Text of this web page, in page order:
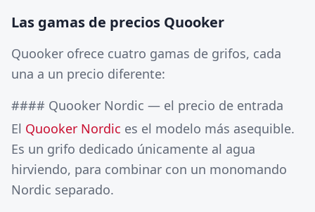
Las gamas de precios Quooker
Quooker ofrece cuatro gamas de grifos, cada
una a un precio diferente:
#### Quooker Nordic — el precio de entrada
El Quooker Nordic es el modelo más asequible.
Es un grifo dedicado únicamente al agua
hirviendo, para combinar con un monomando
Nordic separado.